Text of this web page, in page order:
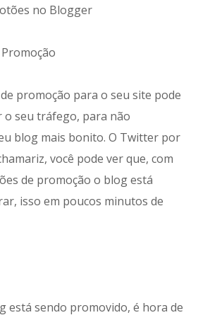
no Blogger
promoção para o seu site pode
seu tráfego, para não
blog mais bonito. O Twitter por
você pode ver que, com
de promoção o blog está
isso em poucos minutos de
está sendo promovido, é hora de